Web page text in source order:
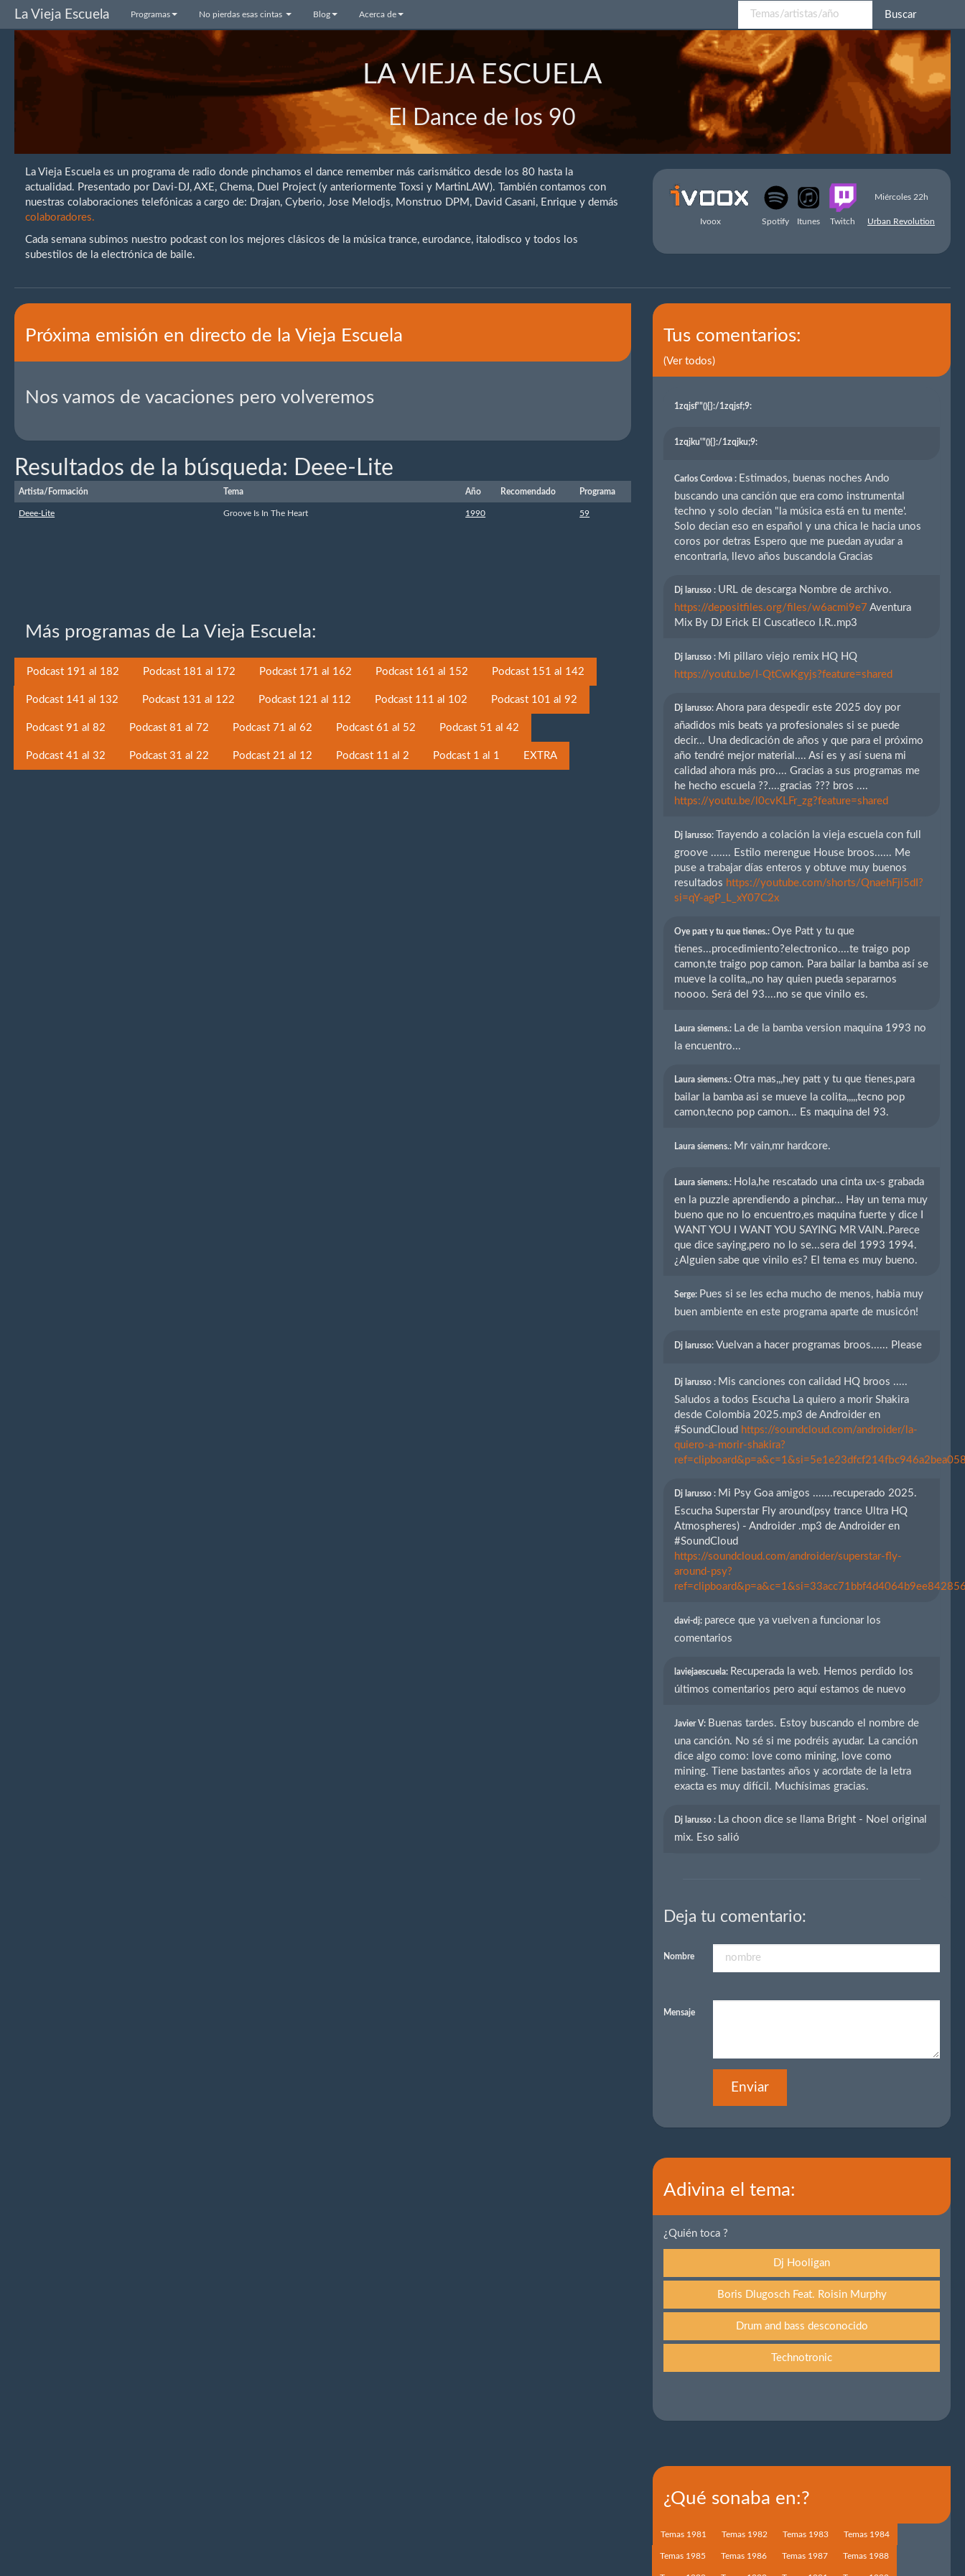
La Vieja Escuela Programas No pierdas esas cintas Blog Acerca de Buscar
LA VIEJA ESCUELA
El Dance de los 90
La Vieja Escuela es un programa de radio donde pinchamos el dance remember más carismático desde los 80 hasta la
actualidad. Presentado por Davi-DJ, AXE, Chema, Duel Project (y anteriormente Toxsi y MartinLAW). También contamos con
nuestras colaboraciones telefónicas a cargo de: Drajan, Cyberio, Jose Melodjs, Monstruo DPM, David Casani, Enrique y demás
colaboradores.
Cada semana subimos nuestro podcast con los mejores clásicos de la música trance, eurodance, italodisco y todos los
subestilos de la electrónica de baile.
Miércoles 22h
Ivoox Spotify Itunes Twitch Urban Revolution
Próxima emisión en directo de la Vieja Escuela
Nos vamos de vacaciones pero volveremos
Resultados de la búsqueda: Deee-Lite
Artista/Formación Tema Año Recomendado Programa
Deee-Lite Groove Is In The Heart 1990 59
Más programas de La Vieja Escuela:
Podcast 191 al 182 Podcast 181 al 172 Podcast 171 al 162 Podcast 161 al 152 Podcast 151 al 142
Podcast 141 al 132 Podcast 131 al 122 Podcast 121 al 112 Podcast 111 al 102 Podcast 101 al 92
Podcast 91 al 82 Podcast 81 al 72 Podcast 71 al 62 Podcast 61 al 52 Podcast 51 al 42
Podcast 41 al 32 Podcast 31 al 22 Podcast 21 al 12 Podcast 11 al 2 Podcast 1 al 1 EXTRA
Tus comentarios:
(Ver todos)
1zqjsf'"(){}:/1zqjsf;9:
1zqjku'"(){}:/1zqjku;9:
Carlos Cordova : Estimados, buenas noches Ando
buscando una canción que era como instrumental
techno y solo decían "la música está en tu mente'.
Solo decian eso en español y una chica le hacia unos
coros por detras Espero que me puedan ayudar a
encontrarla, llevo años buscandola Gracias
Dj larusso : URL de descarga Nombre de archivo.
https://depositfiles.org/files/w6acmi9e7 Aventura
Mix By DJ Erick El Cuscatleco I.R..mp3
Dj larusso : Mi pillaro viejo remix HQ HQ
https://youtu.be/I-QtCwKgyjs?feature=shared
Dj larusso:Ahora para despedir este 2025 doy por
añadidos mis beats ya profesionales si se puede
decir... Una dedicación de años y que para el próximo
año tendré mejor material.... Así es y así suena mi
calidad ahora más pro.... Gracias a sus programas me
he hecho escuela ??....gracias ??? bros ....
https://youtu.be/l0cvKLFr_zg?feature=shared
Dj larusso: Trayendo a colación la vieja escuela con full
groove ....... Estilo merengue House broos...... Me
puse a trabajar días enteros y obtuve muy buenos
resultados https://youtube.com/shorts/QnaehFji5dI?
si=qY-agP_L_xY07C2x
Oye patt y tu que tienes.:Oye Patt y tu que
tienes...procedimiento?electronico....te traigo pop
camon,te traigo pop camon. Para bailar la bamba así se
mueve la colita,,,no hay quien pueda separarnos
noooo. Será del 93....no se que vinilo es.
Laura siemens.: La de la bamba version maquina 1993 no
la encuentro...
Laura siemens.:Otra mas,,,hey patt y tu que tienes,para
bailar la bamba asi se mueve la colita,,,,,tecno pop
camon,tecno pop camon... Es maquina del 93.
Laura siemens.: Mr vain,mr hardcore.
Laura siemens.: Hola,he rescatado una cinta ux-s grabada
en la puzzle aprendiendo a pinchar... Hay un tema muy
bueno que no lo encuentro,es maquina fuerte y dice I
WANT YOU I WANT YOU SAYING MR VAIN..Parece
que dice saying,pero no lo se...sera del 1993 1994.
¿Alguien sabe que vinilo es? El tema es muy bueno.
Serge: Pues si se les echa mucho de menos, habia muy
buen ambiente en este programa aparte de musicón!
Dj larusso: Vuelvan a hacer programas broos...... Please
Dj larusso : Mis canciones con calidad HQ broos .....
Saludos a todos Escucha La quiero a morir Shakira
desde Colombia 2025.mp3 de Androider en
#SoundCloud https://soundcloud.com/androider/la-
quiero-a-morir-shakira?
Dj larusso : Mi Psy Goa amigos .......recuperado 2025.
Escucha Superstar Fly around(psy trance Ultra HQ
Atmospheres) - Androider .mp3 de Androider en
#SoundCloud
https://soundcloud.com/androider/superstar-fly-
around-psy?
davi-dj: parece que ya vuelven a funcionar los
comentarios
laviejaescuela: Recuperada la web. Hemos perdido los
últimos comentarios pero aquí estamos de nuevo
Javier V: Buenas tardes. Estoy buscando el nombre de
una canción. No sé si me podréis ayudar. La canción
dice algo como: love como mining, love como
mining. Tiene bastantes años y acordate de la letra
exacta es muy difícil. Muchísimas gracias.
Dj larusso : La choon dice se llama Bright - Noel original
mix. Eso salió
Deja tu comentario:
Nombre
Mensaje
Enviar
Adivina el tema:
¿Quién toca ?
Dj Hooligan
Boris Dlugosch Feat. Roisin Murphy
Drum and bass desconocido
Technotronic
¿Qué sonaba en:?
Temas 1981 Temas 1982 Temas 1983 Temas 1984
Temas 1985 Temas 1986 Temas 1987 Temas 1988